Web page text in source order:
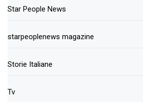
Star People News
starpeoplenews magazine
Storie Italiane
Tv